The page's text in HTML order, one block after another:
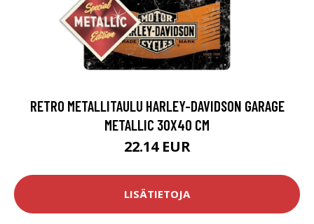
RETRO METALLITAULU HARLEY-DAVIDSON GARAGE
METALLIC 30X40 CM
22.14 EUR
LISÄTIETOJA